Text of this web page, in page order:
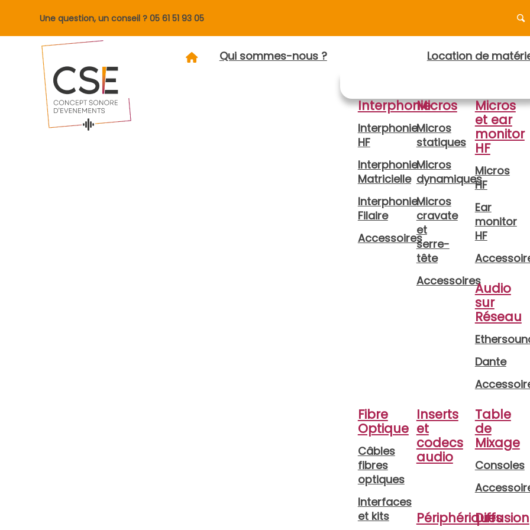
Une question, un conseil ?05 61 51 93 05
Qui sommes-nous ? Location de
Interphonie
Interphonie
HF
Interphonie
Matricielle
Interphonie
Filaire
Accessoires
Micros
Micros
statiques
Micros
dynamiques
Micros
cravate
et
serre-
tête
Accessoires
Micros
et ear
monitor
HF
Micros
HF
Ear
monitor
HF
Audio
sur
Réseau
Dante
Fibre
Optique
Câbles
fibres
optiques
Interfaces
et kits
Inserts
et
codecs
audio
Table
de
Mixage
Consoles
PériphériquesDiffusion